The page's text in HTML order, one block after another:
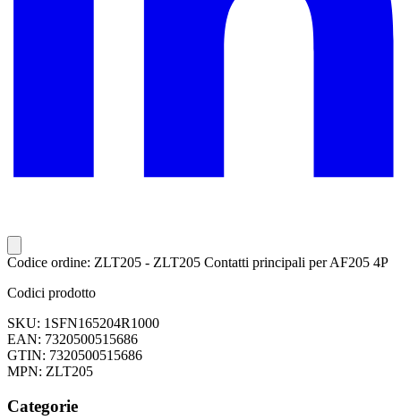
Codice ordine: ZLT205 - ZLT205 Contatti principali per AF205 4P
Codici prodotto
SKU: 1SFN165204R1000
EAN: 7320500515686
GTIN: 7320500515686
MPN: ZLT205
Categorie